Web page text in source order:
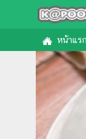
หน้าแร